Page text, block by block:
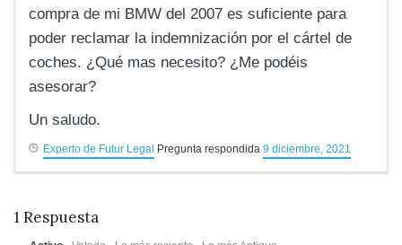
compra de mi BMW del 2007 es suficiente para
poder reclamar la indemnización por el cártel de
coches. ¿Qué mas necesito? ¿Me podéis
asesorar?
Un saludo.
Experto de Futur Legal Pregunta respondida 9 diciembre, 2021
1 Respuesta